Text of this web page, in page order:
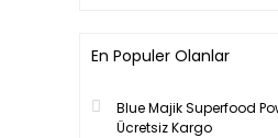
En Populer Olanlar
Blue Majik Superfood
Ücretsiz Kargo